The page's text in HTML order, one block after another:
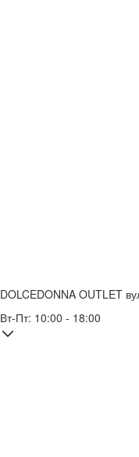
DOLCEDONNA OUTLET
Вт-Пт: 10:00 - 18:00